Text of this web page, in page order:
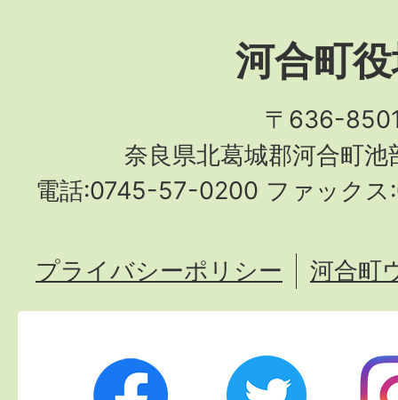
河合町
〒636-
奈良県北葛城郡河合町池
電話:0745-57-0200 ファック
Facebook Twitter
プライバシーポリシー 河合町